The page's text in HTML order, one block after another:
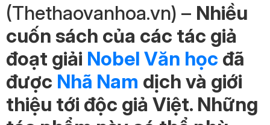
(Thethaovanhoa.vn) – Nhiều
cuốn sách của các tác giả
đoạt giải Nobel Văn học đã
được Nhã Nam dịch và giới
thiệu tới độc giả Việt. Những